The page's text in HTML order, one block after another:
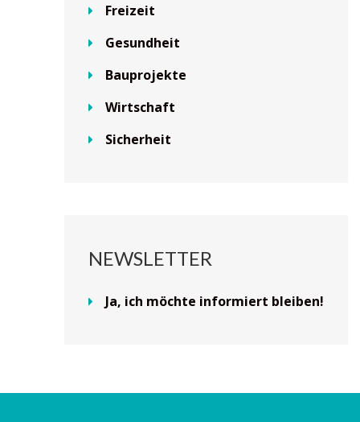
Freizeit
Gesundheit
Bauprojekte
Wirtschaft
Sicherheit
NEWSLETTER
Ja, ich möchte informiert bleiben!